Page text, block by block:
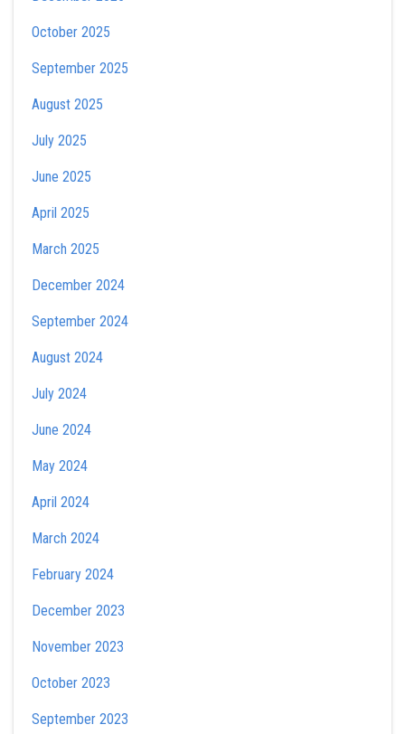
October 2025
September 2025
August 2025
July 2025
June 2025
April 2025
March 2025
December 2024
September 2024
August 2024
July 2024
June 2024
May 2024
April 2024
March 2024
February 2024
December 2023
November 2023
October 2023
September 2023